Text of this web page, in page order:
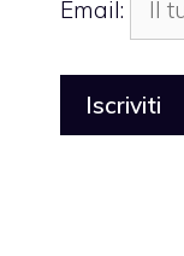
Email: